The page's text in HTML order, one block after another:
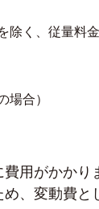
除く、従量料金
場合）
用がかか
、変動費と